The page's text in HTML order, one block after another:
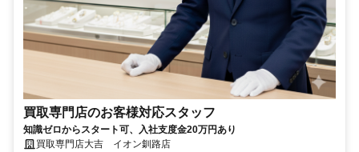
買取専門店のお客様対応スタッフ
知識ゼロからスタート可、入社支度金20万円あり
買取専門店大吉 イオン釧路店